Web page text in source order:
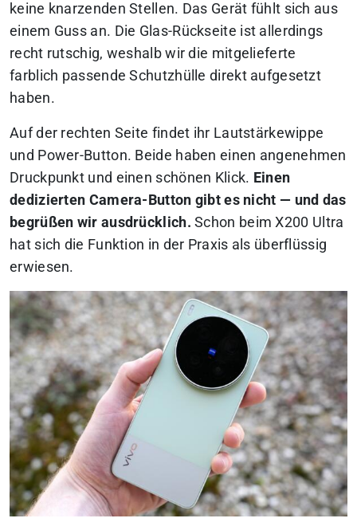
keine knarzenden Stellen. Das Gerät fühlt sich aus
einem Guss an. Die Glas-Rückseite ist allerdings
recht rutschig, weshalb wir die mitgelieferte
farblich passende Schutzhülle direkt aufgesetzt
haben.
Auf der rechten Seite findet ihr Lautstärkewippe
und Power-Button. Beide haben einen angenehmen
Druckpunkt und einen schönen Klick. Einen
dedizierten Camera-Button gibt es nicht — und das
begrüßen wir ausdrücklich. Schon beim X200 Ultra
hat sich die Funktion in der Praxis als überflüssig
erwiesen.